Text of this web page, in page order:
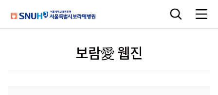
보람愛 웹진